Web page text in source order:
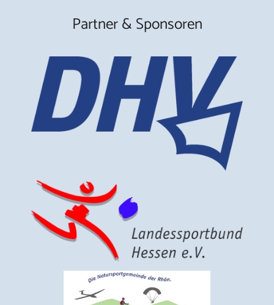
Partner & Sponsoren